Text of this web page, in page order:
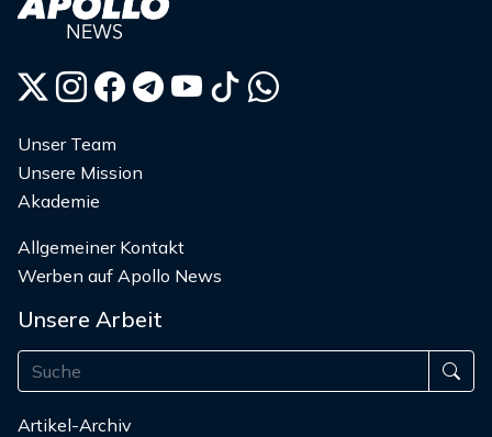
Unser Team
Unsere Mission
Akademie
Allgemeiner Kontakt
Werben auf Apollo News
Unsere Arbeit
Artikel-Archiv